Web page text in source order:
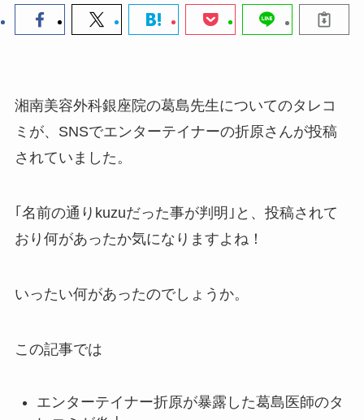
湘南美容外科銀座院の葛島先生についてのタレコ
ミが、SNSでエンターテイナーの折原さんが投稿
されていました。
｢名前の通りkuzuだった事が判明｣と、投稿されて
おり何があったか気になりますよね！
いったい何があったのでしょうか。
この記事では
エンターテイナー折原が暴露した葛島医師のタ